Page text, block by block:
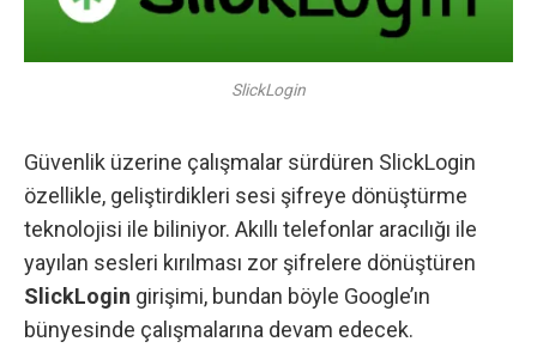
SlickLogin
Güvenlik üzerine çalışmalar sürdüren SlickLogin
özellikle, geliştirdikleri sesi şifreye dönüştürme
teknolojisi ile biliniyor. Akıllı telefonlar aracılığı ile
yayılan sesleri kırılması zor şifrelere dönüştüren
SlickLogin girişimi, bundan böyle Google’ın
bünyesinde çalışmalarına devam edecek.